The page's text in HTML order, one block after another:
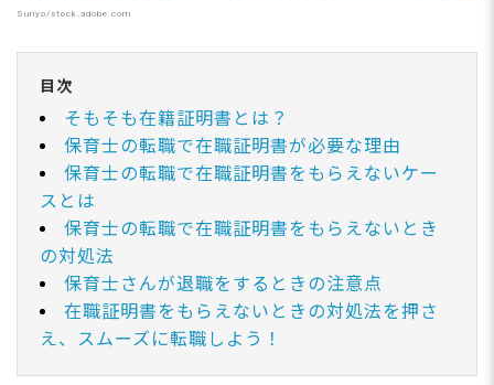
Suriyo/stock.adobe.com
目次
そもそも在籍証明書とは？
保育士の転職で在職証明書が必要な理由
保育士の転職で在職証明書をもらえないケー
スとは
保育士の転職で在職証明書をもらえないとき
の対処法
保育士さんが退職をするときの注意点
在職証明書をもらえないときの対処法を押さ
え、スムーズに転職しよう！